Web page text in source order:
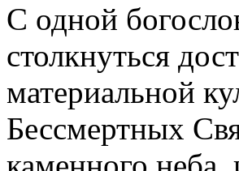
С одной
столкнуться
материальной
Бессмертных